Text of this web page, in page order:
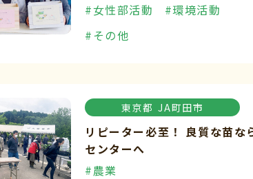
#女性部活動
#環境活動
#その他
東京都 JA町田市
リピーター必至！ 良質な苗な
センターへ
#農業